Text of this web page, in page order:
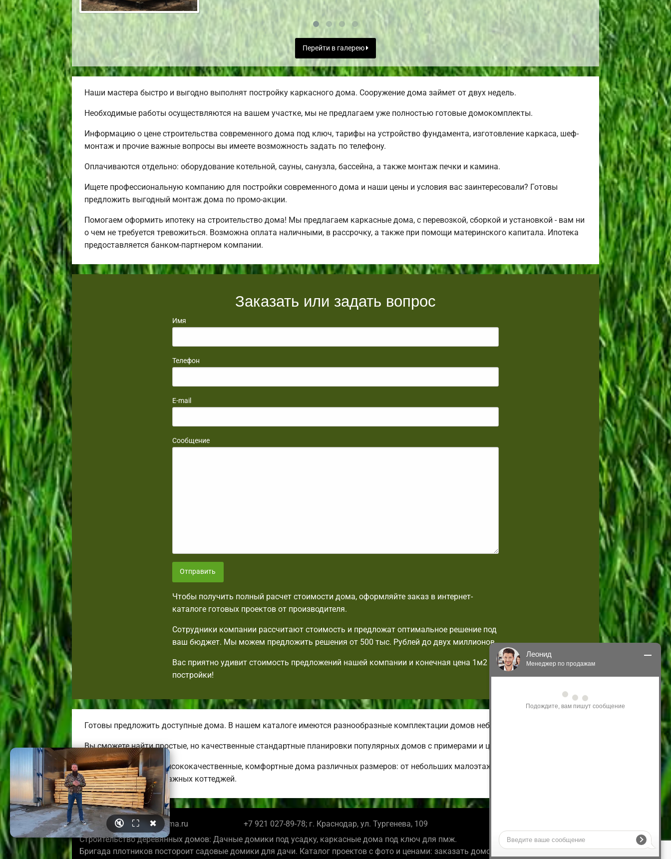
Перейти в галерею
Наши мастера быстро и выгодно выполнят постройку каркасного дома. Сооружение дома займет от двух недель.
Необходимые работы осуществляются на вашем участке, мы не предлагаем уже полностью готовые домокомплекты.
Информацию о цене строительства современного дома под ключ, тарифы на устройство фундамента, изготовление каркаса, шеф-
монтаж и прочие важные вопросы вы имеете возможность задать по телефону.
Оплачиваются отдельно: оборудование котельной, сауны, санузла, бассейна, а также монтаж печки и камина.
Ищете профессиональную компанию для постройки современного дома и наши цены и условия вас заинтересовали? Готовы
предложить выгодный монтаж дома по промо-акции.
Помогаем оформить ипотеку на строительство дома! Мы предлагаем каркасные дома, с перевозкой, сборкой и установкой - вам ни
о чем не требуется тревожиться. Возможна оплата наличными, в рассрочку, а также при помощи материнского капитала. Ипотека
предоставляется банком-партнером компании.
Заказать или задать вопрос
Имя
Телефон
E-mail
Сообщение
Отправить
Чтобы получить полный расчет стоимости дома, оформляйте заказ в интернет-
каталоге готовых проектов от производителя.
Сотрудники компании рассчитают стоимость и предложат оптимальное решение под
ваш бюджет. Мы можем предложить решения от 500 тыс. Рублей до двух миллионов.
Вас приятно удивит стоимость предложений нашей компании и конечная цена 1м2
постройки!
Готовы предложить доступные дома. В нашем каталоге имеются разнообразные комплектации домов небольшой площади.
Вы сможете найти простые, но качественные стандартные планировки популярных домов с примерами и ценами.
Строим необычные, высококачественные, комфортные дома различных размеров: от небольших малоэтажных и дешевых до
огромных двух-трехэтажных коттеджей.
© 2026 krasnodarbrusdoma.ru +7 921 027-89-78; г. Краснодар, ул. Тургенева, 109
Строительство деревянных домов: Дачные домики под усадку, каркасные дома под ключ для пмж.
Бригада плотников постороит садовые домики для дачи. Каталог проектов с фото и ценами: заказать домокомплект.
🔇 ⛶ ✖
Леонид
Менеджер по продажам
Здравствуйте! Я могу
проконсультировать Вас по нашим
акциям и проектам.